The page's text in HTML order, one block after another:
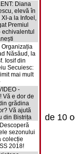
Diana
elevă în
a la Infoel,
Premiul
echivalentul
Organizația
Năsăud, la
Iosif din
Secuiesc:
mai mult
-
Vă e dor de
grădina
Vă ajută
din Bistrița
sezonului
colecție
2018!
de 10